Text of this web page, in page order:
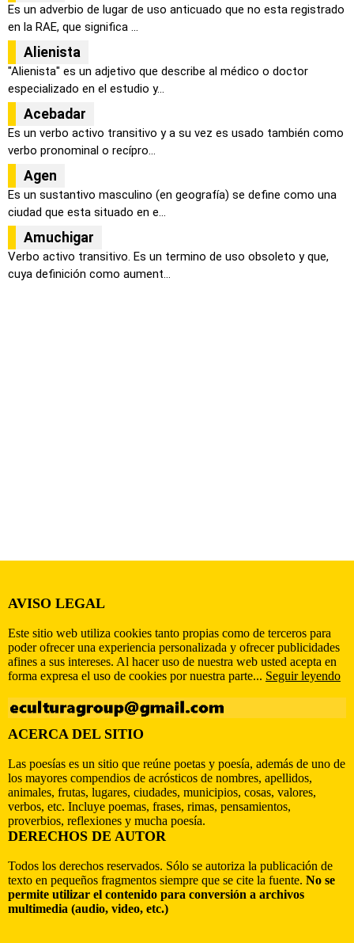
Es un adverbio de lugar de uso anticuado que no esta registrado
en la RAE, que significa ...
Alienista
"Alienista" es un adjetivo que describe al médico o doctor
especializado en el estudio y...
Acebadar
Es un verbo activo transitivo y a su vez es usado también como
verbo pronominal o recípro...
Agen
Es un sustantivo masculino (en geografía) se define como una
ciudad que esta situado en e...
Amuchigar
Verbo activo transitivo. Es un termino de uso obsoleto y que,
cuya definición como aument...
AVISO LEGAL
Este sitio web utiliza cookies tanto propias como de terceros para
poder ofrecer una experiencia personalizada y ofrecer publicidades
afines a sus intereses. Al hacer uso de nuestra web usted acepta en
forma expresa el uso de cookies por nuestra parte... Seguir leyendo
ACERCA DEL SITIO
Las poesías es un sitio que reúne poetas y poesía, además de uno de
los mayores compendios de acrósticos de nombres, apellidos,
animales, frutas, lugares, ciudades, municipios, cosas, valores,
verbos, etc. Incluye poemas, frases, rimas, pensamientos,
proverbios, reflexiones y mucha poesía.
DERECHOS DE AUTOR
Todos los derechos reservados. Sólo se autoriza la publicación de
texto en pequeños fragmentos siempre que se cite la fuente. No se
permite utilizar el contenido para conversión a archivos
multimedia (audio, video, etc.)